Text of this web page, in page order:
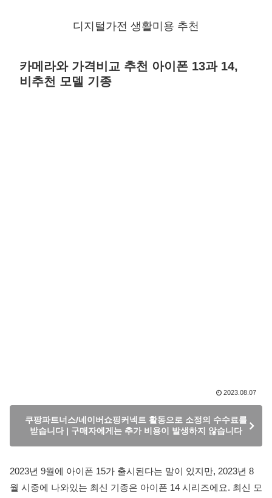
디지털가전 생활미용 추천
카메라와 가격비교 추천 아이폰 13과 14,
비추천 모델 기종
2023.08.07
쿠팡파트너스/네이버쇼핑커넥트 활동으로 소정의 수수료를
받습니다 | 구매자에게는 추가 비용이 발생하지 않습니다
2023년 9월에 아이폰 15가 출시된다는 말이 있지만, 2023년 8
월 시중에 나와있는 최신 기종은 아이폰 14 시리즈에요. 최신 모